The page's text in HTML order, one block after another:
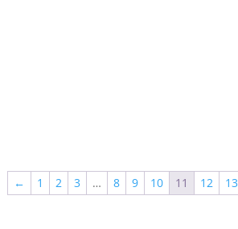
← 1 2 3 … 8 9 10 11 12 13